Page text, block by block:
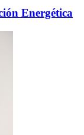
Energética